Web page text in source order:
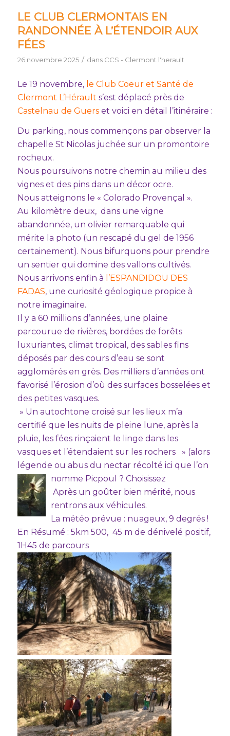
LE CLUB CLERMONTAIS EN
RANDONNÉE À L’ÉTENDOIR AUX
FÉES
26 novembre 2025 / dans CCS - Clermont l'herault
Le 19 novembre, le Club Coeur et Santé de
Clermont L’Hérault s’est déplacé près de
Castelnau de Guerset voici en détail l’itinéraire :
Du parking, nous commençons par observer la
chapelle St Nicolas juchée sur un promontoire
rocheux.
Nous poursuivons notre chemin au milieu des
vignes et des pins dans un décor ocre.
Nous atteignons le « Colorado Provençal ».
Au kilomètre deux, dans une vigne
abandonnée, un olivier remarquable qui
mérite la photo (un rescapé du gel de 1956
certainement). Nous bifurquons pour prendre
un sentier qui domine des vallons cultivés.
Nous arrivons enfin à l’ESPANDIDOU DES
FADAS, une curiosité géologique propice à
notre imaginaire.
Il y a 60 millions d’années, une plaine
parcourue de rivières, bordées de forêts
luxuriantes, climat tropical, des sables fins
déposés par des cours d’eau se sont
agglomérés en grès. Des milliers d’années ont
favorisé l’érosion d’où des surfaces bosselées et
des petites vasques.
» Un autochtone croisé sur les lieux m’a
certifié que les nuits de pleine lune, après la
pluie, les fées rinçaient le linge dans les
vasques et l’étendaient sur les rochers » (alors
légende ou abus du nectar récolté ici que l’on
nomme Picpoul ? Choisissez
Après un goûter bien mérité, nous
rentrons aux véhicules.
La météo prévue : nuageux, 9 degrés !
En Résumé : 5km 500, 45 m de dénivelé positif,
1H45 de parcours